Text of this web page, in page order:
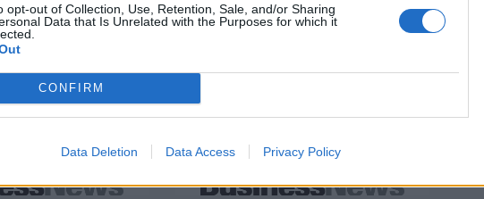
opt-out of Collection, Use, Retention, Sale, and/or Sharing
Data that Is Unrelated with the Purposes for which it
CONFIRM
Data Deletion Data Access Privacy Policy
Ο Ένες Καντέρ θέλει να δηλώσει συμμετοχή στο ντραφτ του